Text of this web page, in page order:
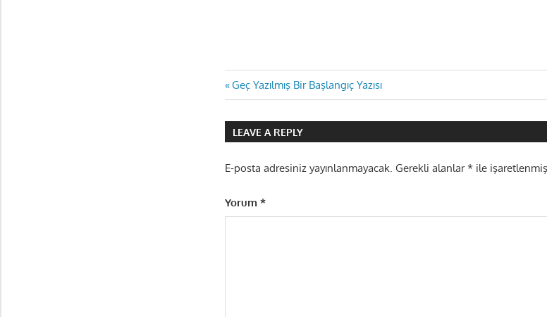
Yazı
gezinmesi
Previous
Post:
Geç Yazılmış Bir Başlangıç Yazısı
LEAVE A REPLY
E-posta adresiniz yayınlanmayacak. Gerekli alanlar* ile
Yorum*